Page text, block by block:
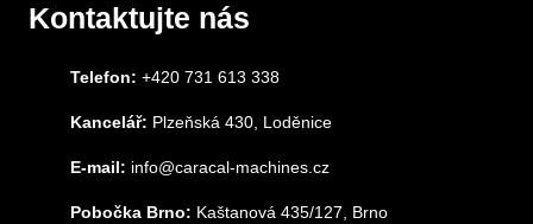
Kontaktujte nás
Telefon: +420 731 613 338
Kancelář: Plzeňská 430, Loděnice
E-mail: info@caracal-machines.cz
Pobočka Brno: Kaštanová 435/127, Brno